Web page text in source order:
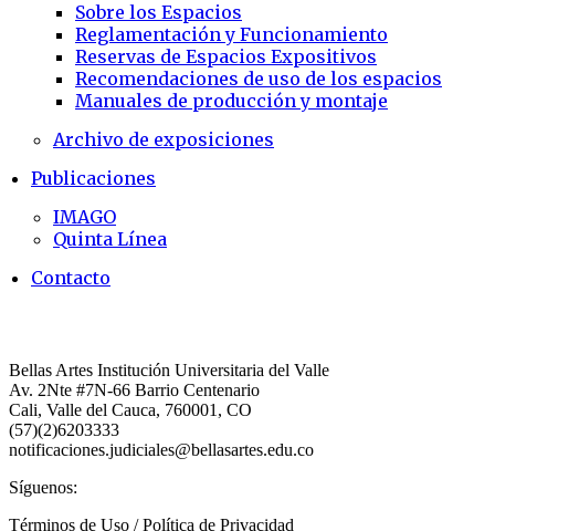
Sobre los Espacios
Reglamentación y Funcionamiento
Reservas de Espacios Expositivos
Recomendaciones de uso de los espacios
Manuales de producción y montaje
Archivo de exposiciones
Publicaciones
IMAGO
Quinta Línea
Contacto
Bellas Artes Institución Universitaria del Valle
Av. 2Nte #7N-66 Barrio Centenario
Cali, Valle del Cauca, 760001, CO
(57)(2)6203333
notificaciones.judiciales@bellasartes.edu.co
Síguenos:
Términos de Uso / Política de Privacidad